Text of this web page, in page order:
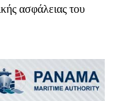
ασφάλειας του